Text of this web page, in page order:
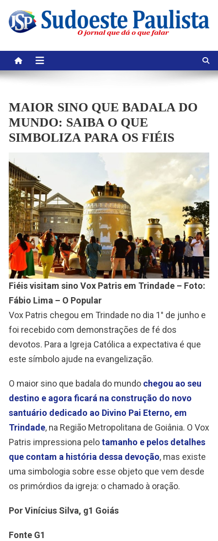
content
MAIOR SINO QUE BADALA DO
MUNDO: SAIBA O QUE
SIMBOLIZA PARA OS FIÉIS
Fiéis visitam sino Vox Patris em Trindade – Foto:
Fábio Lima – O Popular
Vox Patris chegou em Trindade no dia 1° de junho e
foi recebido com demonstrações de fé dos
devotos. Para a Igreja Católica a expectativa é que
este símbolo ajude na evangelização.
O maior sino que badala do mundochegou ao seu
destino e agora ficará na construção do novo
santuário dedicado ao Divino Pai Eterno, em
Trindade, na Região Metropolitana de Goiânia. O Vox
Patris impressiona pelotamanho e pelos detalhes
que contam a história dessa devoção, mas existe
uma simbologia sobre esse objeto que vem desde
os primórdios da igreja: o chamado à oração.
Por Vinícius Silva, g1 Goiás
Fonte G1